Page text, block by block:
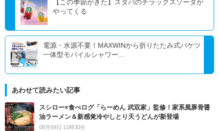
【この季節がきた】スタバのチラックスソーダが
やってくる
電源・水源不要！MAXWINから折りたたみ式バケツ
一体型モバイルシャワー...
あわせて読みたい記事
スシロー×食べログ「らーめん 武双家」監修！家系風豚骨醤
油ラーメン＆新感覚冷やしとり天うどんが新登場
08月09日 11時30分